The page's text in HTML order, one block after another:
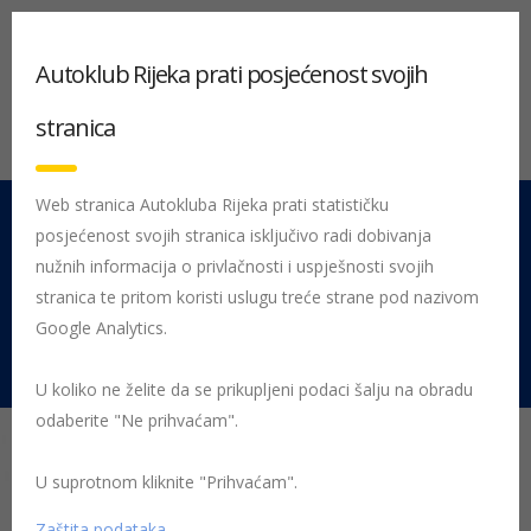
051 212 442 Centrala
Pon - Pet 08:00 - 16:00
Rujevica 9/1, 51000 Rijeka
Početna Posljednje objavljene novosti
Autoklub Rijeka prati posjećenost svojih
stranica
Web stranica Autokluba Rijeka prati statističku
posjećenost svojih stranica isključivo radi dobivanja
nužnih informacija o privlačnosti i uspješnosti svojih
stranica te pritom koristi uslugu treće strane pod nazivom
Google Analytics.
U koliko ne želite da se prikupljeni podaci šalju na obradu
odaberite "Ne prihvaćam".
U suprotnom kliknite "Prihvaćam".